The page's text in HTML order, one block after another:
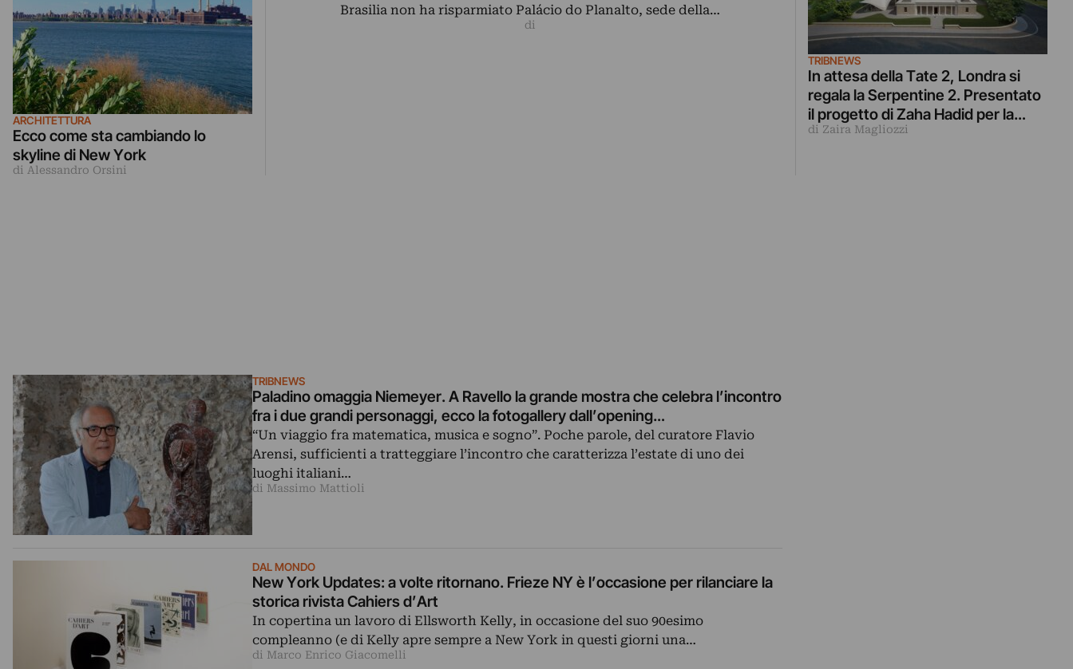
Brasilia non ha risparmiato Palácio do Planalto, sede della…
di
ARCHITETTURA
Ecco come sta cambiando lo
skyline di New York
di Alessandro Orsini
TRIBNEWS
In attesa della Tate 2, Londra si
regala la Serpentine 2. Presentato
il progetto di Zaha Hadid per la
Sackler Gallery: inaugurazione a
di Zaira Magliozzi
TRIBNEWS
Paladino omaggia Niemeyer. A Ravello la grande mostra che celebra l’incontro
fra i due grandi personaggi, ecco la fotogallery dall’opening…
“Un viaggio fra matematica, musica e sogno”. Poche parole, del curatore Flavio
Arensi, sufficienti a tratteggiare l’incontro che caratterizza l’estate di uno dei
luoghi italiani…
di Massimo Mattioli
DAL MONDO
New York Updates: a volte ritornano. Frieze NY è l’occasione per rilanciare la
storica rivista Cahiers d’Art
In copertina un lavoro di Ellsworth Kelly, in occasione del suo 90esimo
compleanno (e di Kelly apre sempre a New York in questi giorni una…
di Marco Enrico Giacomelli